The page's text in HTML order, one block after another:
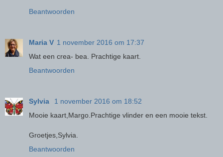
Beantwoorden
Maria V 1 november 2016 om 17:37
Wat een crea- bea. Prachtige kaart.
Beantwoorden
Sylvia
1 november 2016 om 18:52
Mooie kaart,Margo.Prachtige vlinder en een mooie tekst.
Groetjes,Sylvia.
Beantwoorden